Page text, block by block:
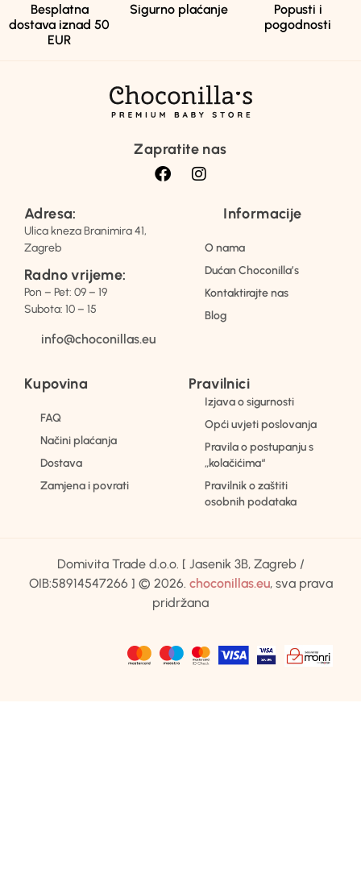
Besplatna
dostava iznad 50
EUR
Sigurno plaćanje
Popusti i
pogodnosti
Zapratite nas
Adresa:
Ulica kneza Branimira 41,
Zagreb
Radno vrijeme:
Pon – Pet: 09 – 19
Subota: 10 – 15
info@choconillas.eu
Informacije
O nama
Dućan Choconilla’s
Kontaktirajte nas
Blog
Kupovina
FAQ
Načini plaćanja
Dostava
Zamjena i povrati
Pravilnici
Izjava o sigurnosti
Opći uvjeti poslovanja
Pravila o postupanju s
„kolačićima“
Pravilnik o zaštiti
osobnih podataka
Domivita Trade d.o.o. [ Jasenik 3B, Zagreb /
OIB:58914547266 ] © 2026. choconillas.eu, sva prava
pridržana